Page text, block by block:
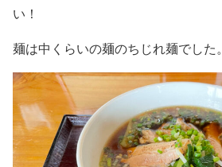
い！
麺は中くらいの麺のちじれ麺でした。